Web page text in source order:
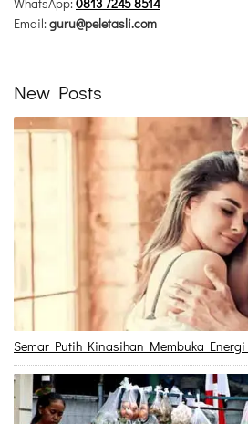
WhatsApp:0813 7245 8514
Email:guru@peletasli.com
New Posts
Semar Putih Kinasihan Membuka Energi